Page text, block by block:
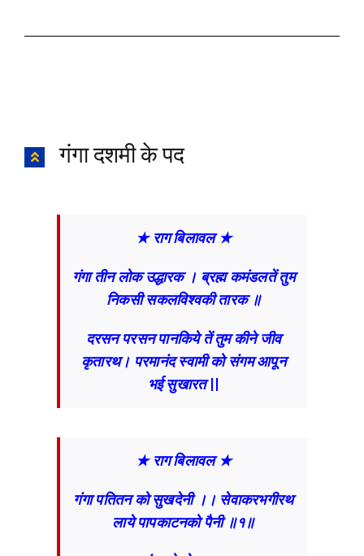
गंगा दशमी के पद
★ राग बिलावल ★
गंगा तीन लोक उद्धारक । ब्रह्म कमंडलतें तुम
निकसी सकलविश्वकी तारक ॥
दरसन परसन पानकिये तें तुम कीने जीव
कृतारथ। परमानंद स्वामी को संगम आपून
भई सुखारत ||
★ राग बिलावल ★
गंगा पतितन को सुखदेनी ।। सेवाकरभगीरथ
लाये पापकाटनको पैनी ॥१॥